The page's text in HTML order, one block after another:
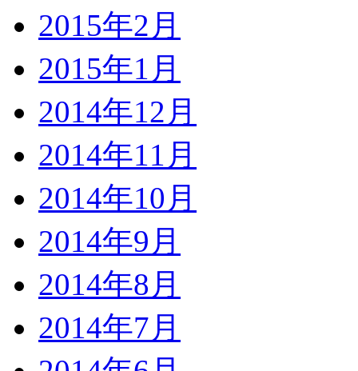
2015年2月
2015年1月
2014年12月
2014年11月
2014年10月
2014年9月
2014年8月
2014年7月